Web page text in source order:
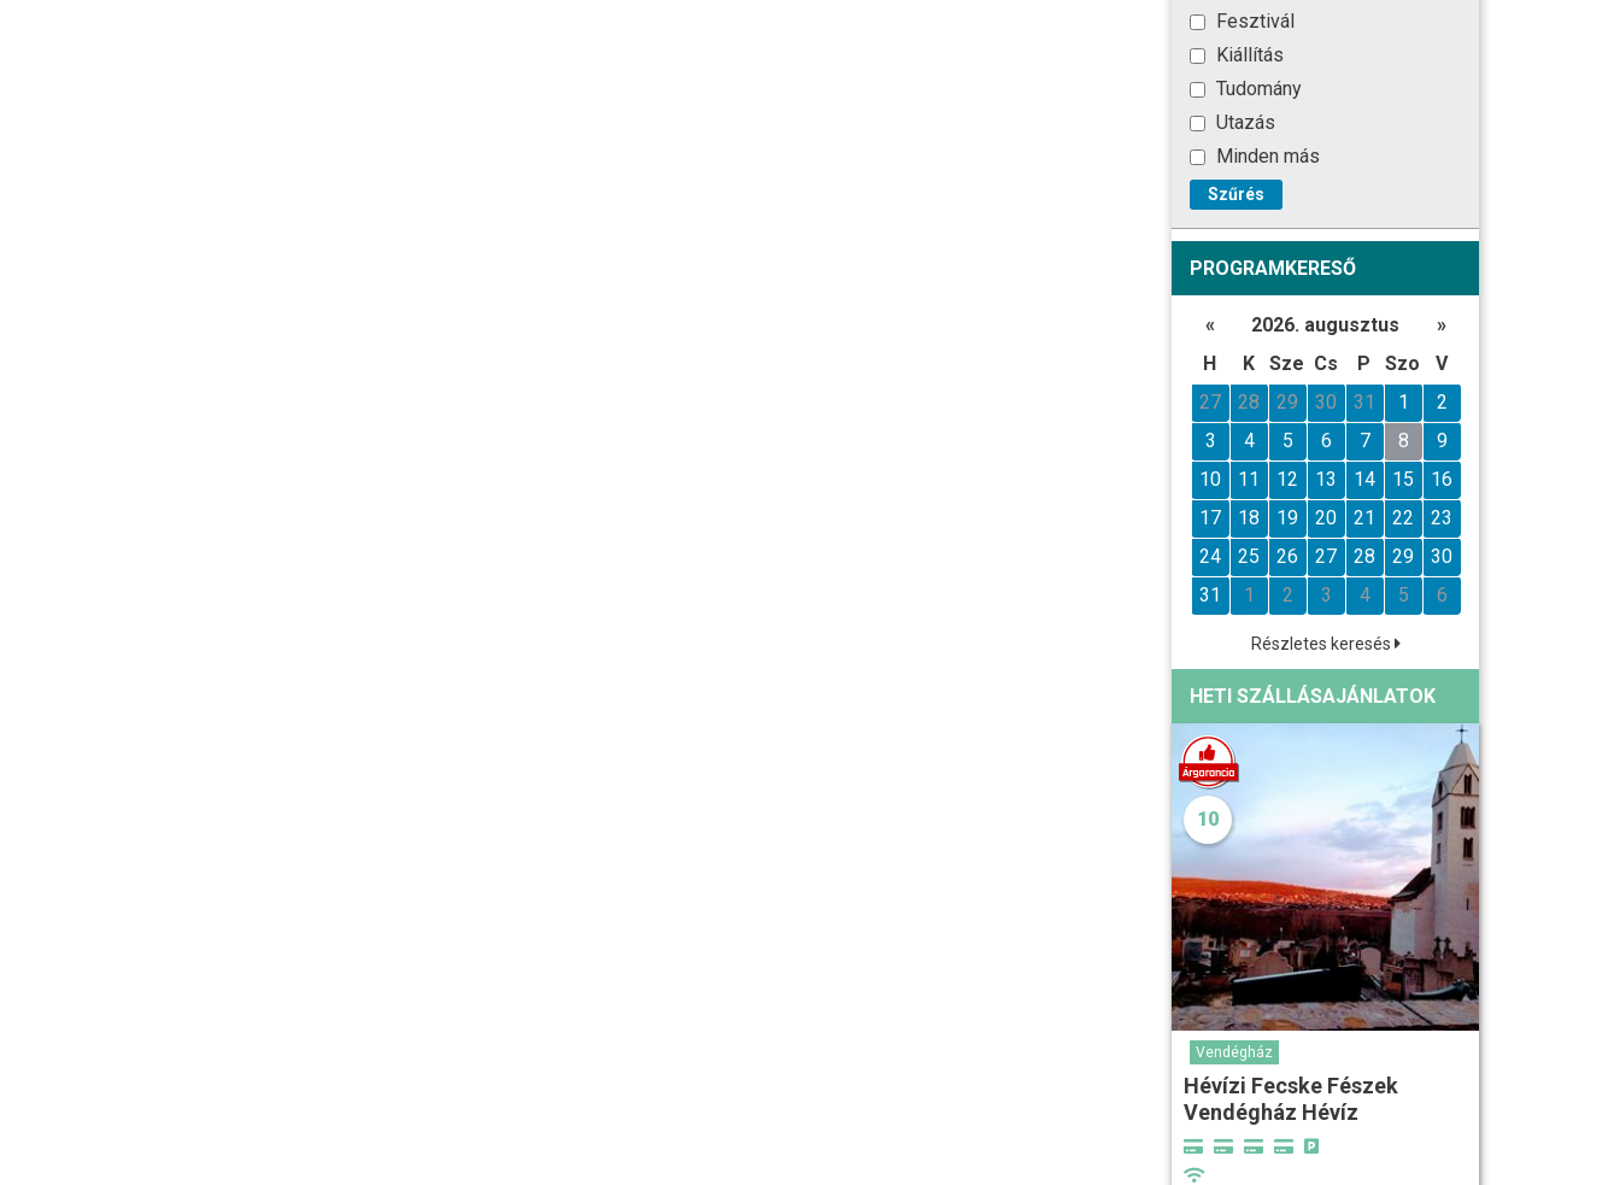
Fesztivál
Kiállítás
Tudomány
Utazás
Minden más
Szűrés
PROGRAMKERESŐ
« 2026. augusztus
»
H
K Sze Cs P Szo
V
27
28 29 30 31 1
2
3
4 5 6 7 8
9
10
11 12 13 14 15
16
17
18 19 20 21 22
23
24
25 26 27 28 29
30
31
1 2 3 4 5 6
Részletes keresés
HETI SZÁLLÁSAJÁNLATOK
10
Vendégház
Hévízi Fecske Fészek
Vendégház Hévíz